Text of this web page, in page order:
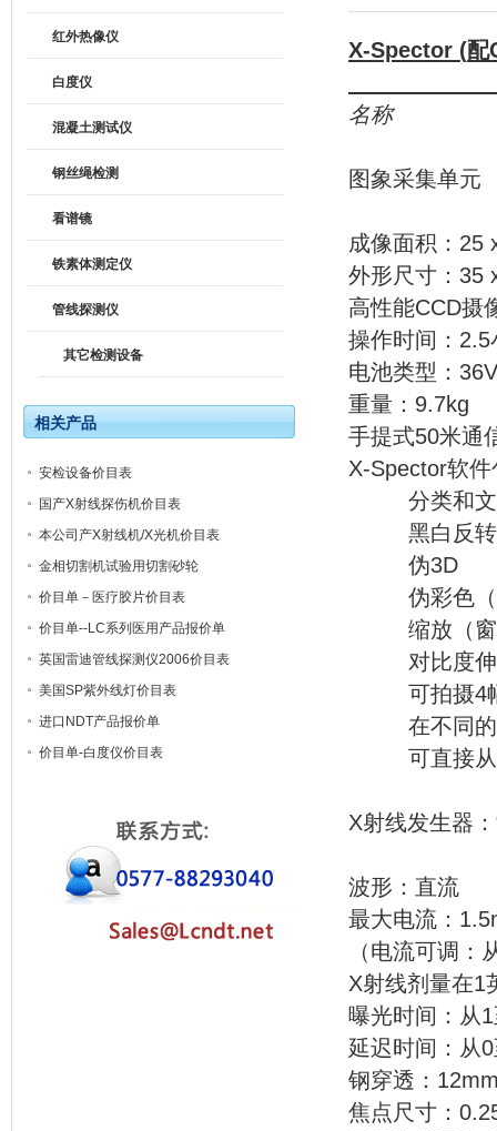
X-Spector (配
名称
图
成像面积：25
外形尺寸：35
高性能CCD摄
操作时间：
电池类型：
重量：9.7kg
手提式50米通
X-Spector软件
分类和文件
黑白反转
伪3D
伪彩色（可
缩放（窗
对比度伸
可拍摄4幅
在不同的X
可直接从笔
X射线
波形：直流
最大电流：
（电流可调：
X射线剂量在1
曝光时间：从
延迟时间：从
钢穿透：
焦点尺寸：
红外热像仪
白度仪
混凝土测试仪
钢丝绳检测
看谱镜
铁素体测定仪
管线探测仪
其它检测设备
相关产品
安检设备价目表
国产X射线探伤机价目表
本公司产X射线机/X光机价目表
金相切割机试验用切割砂轮
价目单－医疗胶片价目表
价目单--LC系列医用产品报价单
英国雷迪管线探测仪2006价目表
美国SP紫外线灯价目表
进口NDT产品报价单
价目单-白度仪价目表